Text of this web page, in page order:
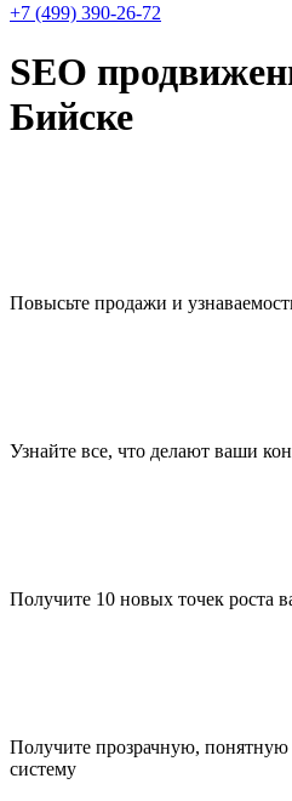
+7 (499) 390-26-72
SEO
Бийске
Повысьте продажи и
Узнайте все, что делают ваши
Получите 10 новых точек роста
Получите прозрачную,
систему